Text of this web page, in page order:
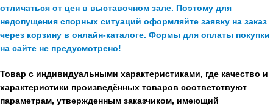
отличаться от цен в выставочном зале. Поэтому для
недопущения спорных ситуаций оформляйте заявку на заказ
через корзину в онлайн-каталоге. Формы для оплаты покупки
на сайте не предусмотрено!
Товар с индивидуальными характеристиками, где качество и
характеристики произведённых товаров соответствуют
параметрам, утвержденным заказчиком, имеющий